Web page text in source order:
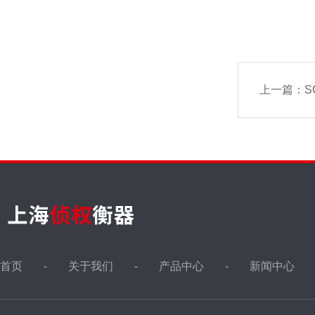
上一篇：
首页 关于我们 产品中心 新闻中心